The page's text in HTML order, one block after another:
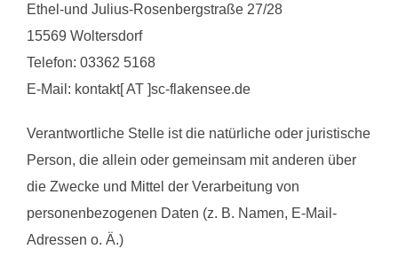
Ethel-und Julius-Rosenbergstraße 27/28
15569 Woltersdorf
Telefon: 03362 5168
E-Mail: kontakt[ AT ]sc-flakensee.de
Verantwortliche Stelle ist die natürliche oder juristische
Person, die allein oder gemeinsam mit anderen über
die Zwecke und Mittel der Verarbeitung von
personenbezogenen Daten (z. B. Namen, E-Mail-
Adressen o. Ä.)